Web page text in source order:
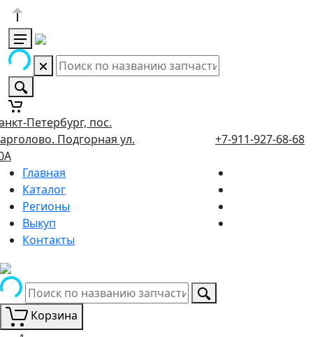
Петербург, пос.
Подгорная ул.
+7-911-927-68-68
Главная
Каталог
Регионы
Выкуп
Контакты
Корзина